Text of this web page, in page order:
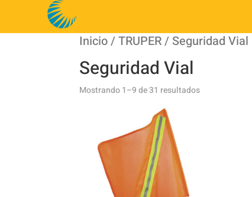
Inicio/TRUPER/ Seguridad Vial
Seguridad Vial
Mostrando 1–9 de 31 resultados